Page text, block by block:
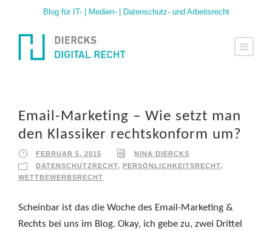
Blog für IT- | Medien- | Datenschutz- und Arbeitsrecht
Email-Marketing – Wie setzt man
den Klassiker rechtskonform um?
FEBRUAR 5, 2015
NINA DIERCKS
DATENSCHUTZRECHT, PERSÖNLICHKEITSRECHT,
WETTBEWERBSRECHT
Scheinbar ist das die Woche des Email-Marketing &
Rechts bei uns im Blog. Okay, ich gebe zu, zwei Drittel